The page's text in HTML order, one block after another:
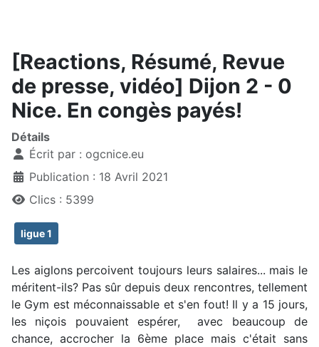
[Reactions, Résumé, Revue
de presse, vidéo] Dijon 2 - 0
Nice. En congès payés!
Détails
Écrit par : ogcnice.eu
Publication : 18 Avril 2021
Clics : 5399
ligue 1
Les aiglons percoivent toujours leurs salaires... mais le
méritent-ils? Pas sûr depuis deux rencontres, tellement
le Gym est méconnaissable et s'en fout! Il y a 15 jours,
les niçois pouvaient espérer, avec beaucoup de
chance, accrocher la 6ème place mais c'était sans